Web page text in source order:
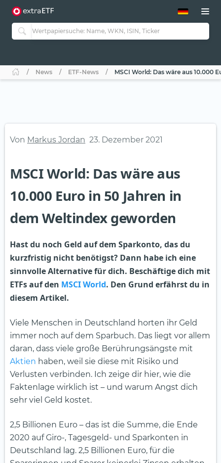
ETF-Guide 2.0
Guide Aktive ETFs
ETF-Sparpläne
News ETF-News MSCI World: Das wäre aus 10.000
Von Markus Jordan 23. Dezember 2021
MSCI World: Das wäre aus
10.000 Euro in 50 Jahren in
dem Weltindex geworden
Hast du noch Geld auf dem Sparkonto, das du
kurzfristig nicht benötigst? Dann habe ich eine
sinnvolle Alternative für dich. Beschäftige dich mit
ETFs auf den MSCI World. Den Grund erfährst du in
diesem Artikel.
Viele Menschen in Deutschland horten ihr Geld
immer noch auf dem Sparbuch. Das liegt vor allem
daran, dass viele große Berührungsängste mit
Aktien haben, weil sie diese mit Risiko und
Verlusten verbinden. Ich zeige dir hier, wie die
Faktenlage wirklich ist – und warum Angst dich
sehr viel Geld kostet.
2,5 Billionen Euro – das ist die Summe, die Ende
2020 auf Giro-, Tagesgeld- und Sparkonten in
Deutschland lag. 2,5 Billionen Euro, für die